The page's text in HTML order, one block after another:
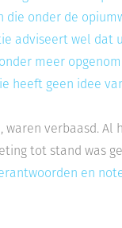
die onder de
adviseert wel
meer
heeft geen idee
verbaasd.
tot stand was
en